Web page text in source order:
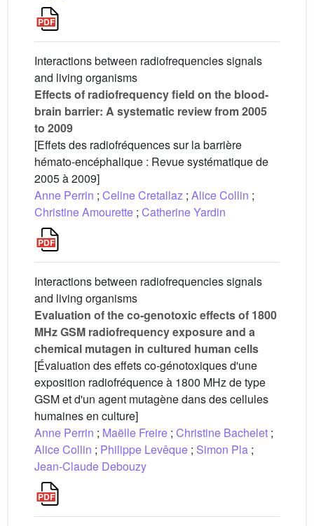
Interactions between radiofrequencies signals
and living organisms
Effects of radiofrequency field on the blood-
brain barrier: A systematic review from 2005
to 2009
[Effets des radiofréquences sur la barrière
hémato-encéphalique : Revue systématique de
2005 à 2009]
Anne Perrin ; Celine Cretallaz ; Alice Collin ;
Christine Amourette ; Catherine Yardin
Interactions between radiofrequencies signals
and living organisms
Evaluation of the co-genotoxic effects of 1800
MHz GSM radiofrequency exposure and a
chemical mutagen in cultured human cells
[Évaluation des effets co-génotoxiques d'une
exposition radiofréquence à 1800 MHz de type
GSM et d'un agent mutagène dans des cellules
humaines en culture]
Anne Perrin ; Maëlle Freire ; Christine Bachelet ;
Alice Collin ; Philippe Levêque ; Simon Pla ;
Jean-Claude Debouzy